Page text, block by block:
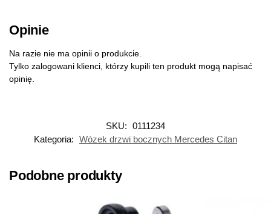
Opinie
Na razie nie ma opinii o produkcie.
Tylko zalogowani klienci, którzy kupili ten produkt mogą napisać
opinię.
SKU: 0111234
Kategoria: Wózek drzwi bocznych Mercedes Citan
Podobne produkty